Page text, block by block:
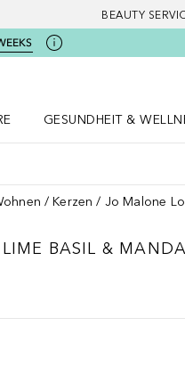
BEAUTY
GESUNDHEIT &
Kerzen Jo Malone
LIME BASIL &